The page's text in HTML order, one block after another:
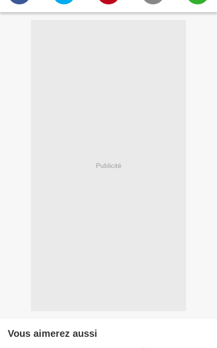
Publicité
Vous aimerez aussi